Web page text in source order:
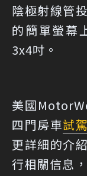
陰極射線管
的簡單螢幕
3x4吋。
美國
四門房車試駕
更詳細的介
行相關信息